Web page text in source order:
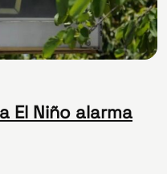
El Niño alarma